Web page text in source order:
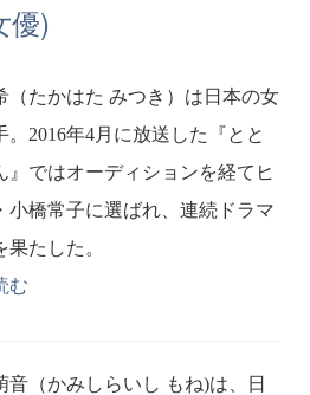
優)
（たかはた みつき）は日本の女
。2016年4月に放送した『とと
』ではオーディションを経てヒ
小橋常子に選ばれ、連続ドラマ
果たした。
む
音（かみしらいし もね)は、日